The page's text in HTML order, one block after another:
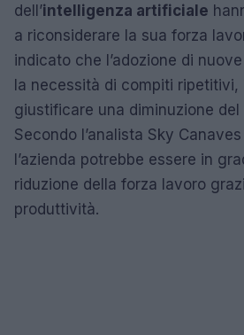
dell’intelligenza artificiale
a riconsiderare la sua forza
indicato che l’adozione di
la necessità di compiti ripetitivi,
giustificare una diminuzione del
Secondo l’analista Sky
l’azienda potrebbe essere in
riduzione della forza lavoro
produttività.